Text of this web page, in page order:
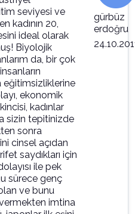
seviyesi ve
kadının 20,
ideal olarak
Biyolojik
da, bir çok
eğitimsizliklerine
ekonomik
kadınlar
sizin tepitinizde
sonra
cinsel açıdan
saydıkları için
ile pek
sürece genç
olan ve bunu
imtina
gürbüz
erdoğru